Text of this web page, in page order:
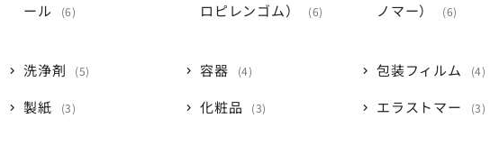
ール
6
ロピレンゴム）
6
ノマー）
6
洗浄剤 5 容器 4 包装フィルム 4
製紙 3 化粧品 3 エラストマー 3